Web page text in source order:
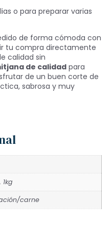
o para preparar varias
de forma cómoda con
tu compra directamente
calidad sin
de calidad para
de un buen corte de
sabrosa y muy
carne